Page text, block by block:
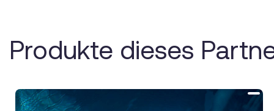
Produkte dieses